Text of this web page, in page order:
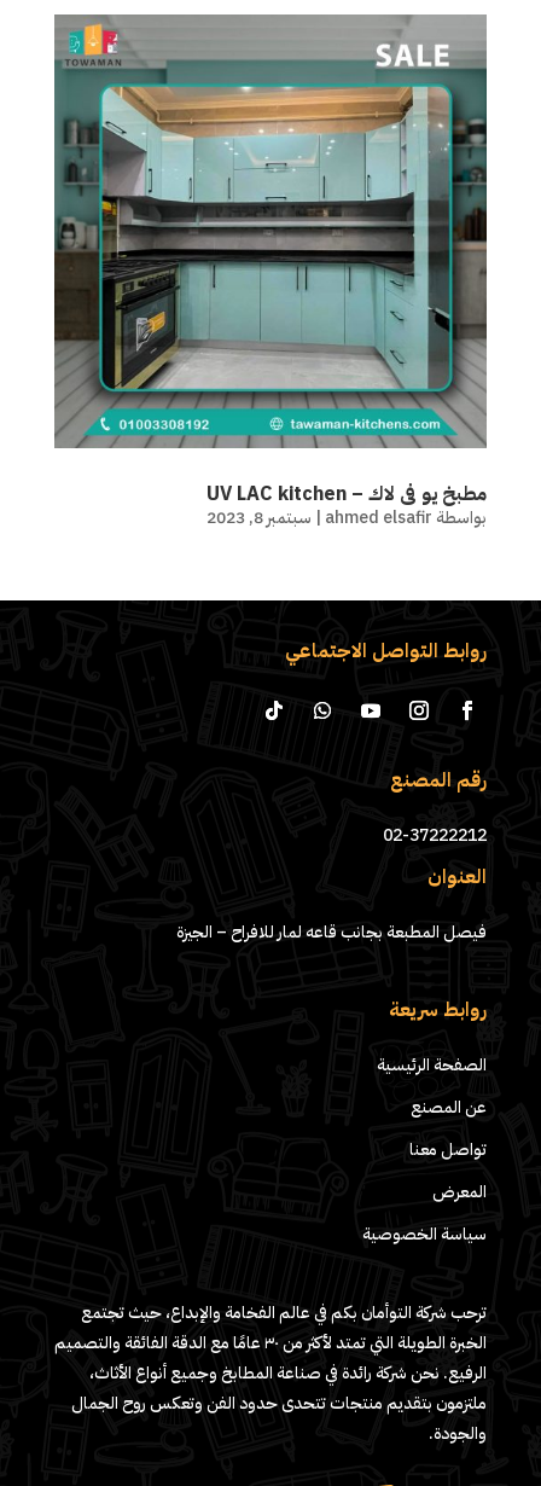
مطبخ يو فى لاك – UV LAC kitchen
بواسطة ahmed elsafir
| سبتمبر 8, 2023
روابط التواصل الاجتماعي
رقم المصنع
02-37222212
العنوان
فيصل المطبعة بجانب قاعه لمار للافراح – الجيزة
روابط سريعة
الصفحة الرئيسية
عن المصنع
تواصل معنا
المعرض
سياسة الخصوصية
ترحب شركة التوأمان بكم في عالم الفخامة والإبداع، حيث تجتمع
الخبرة الطويلة التي تمتد لأكثر من ٣٠ عامًا مع الدقة الفائقة والتصميم
الرفيع. نحن شركة رائدة في صناعة المطابخ وجميع أنواع الأثاث،
ملتزمون بتقديم منتجات تتحدى حدود الفن وتعكس روح الجمال
والجودة.